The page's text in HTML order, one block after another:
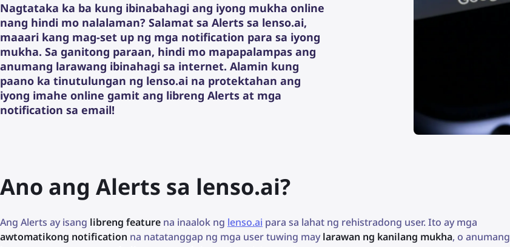
Nagtataka ka ba kung ibinabahagi ang iyong mukha online
nang hindi mo nalalaman? Salamat sa Alerts sa lenso.ai,
maaari kang mag-set up ng mga notification para sa iyong
mukha. Sa ganitong paraan, hindi mo mapapalampas ang
anumang larawang ibinahagi sa internet. Alamin kung
paano ka tinutulungan ng lenso.ai na protektahan ang
iyong imahe online gamit ang libreng Alerts at mga
notification sa email!
Ano ang Alerts sa lenso.ai?
Ang Alerts ay isang libreng feature na inaalok ng lenso.ai para sa lahat ng rehistradong user. Ito ay mga
awtomatikong notification na natatanggap ng mga user tuwing maylarawan ng kanilang mukha, o anumang